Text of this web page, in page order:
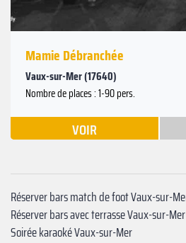
Mamie Débranchée
Vaux-sur-Mer (17640)
Nombre de places : 1-90 pers.
VOIR
Réserver bars match de foot Vaux-sur-
Réserver bars avec terrasse Vaux-sur-Mer
Soirée karaoké Vaux-sur-Mer